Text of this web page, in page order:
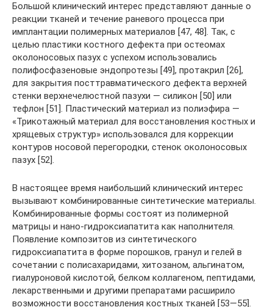
Большой клинический интерес представляют данные о
реакции тканей и течение раневого процесса при
имплантации полимерных материалов [47, 48]. Так, с
целью пластики костного дефекта при остеомах
околоносовых пазух с успехом использовались
полифосфазеновые эндопротезы [49], протакрил [26],
для закрытия посттравматического дефекта верхней
стенки верхнечелюстной пазухи — силикон [50] или
тефлон [51]. Пластический материал из полиэфира —
«Трикотажный материал для восстановления костных и
хрящевых структур» использовался для коррекции
контуров носовой перегородки, стенок околоносовых
пазух [52].
В настоящее время наибольший клинический интерес
вызывают комбинированные синтетические материалы.
Комбинированные формы состоят из полимерной
матрицы и нано-гидроксиапатита как наполнителя.
Появление композитов из синтетического
гидроксиапатита в форме порошков, гранул и гелей в
сочетании с полисахаридами, хитозаном, альгинатом,
гиалуроновой кислотой, белком коллагеном, пептидами,
лекарственными и другими препаратами расширило
возможности восстановления костных тканей [53—55].